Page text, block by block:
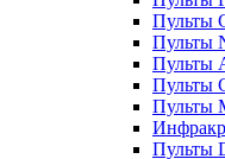
Пульты
Пульты
Пульты
Пульты
Пульты
Пульты